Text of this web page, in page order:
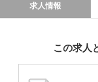
求人情報
この求人